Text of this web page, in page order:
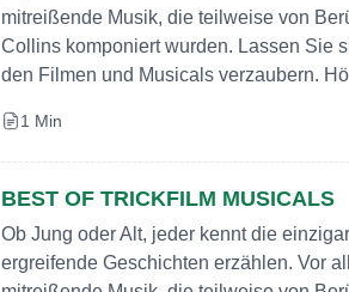
mitreißende Musik, die teilweise von
Collins komponiert wurden. Lassen Sie
den Filmen und Musicals verzaubern.
1 Min
BEST OF TRICKFILM MUSICALS
Ob Jung oder Alt, jeder kennt die
ergreifende Geschichten erzählen. Vor